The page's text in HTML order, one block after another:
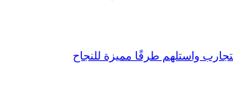
واستلهم طرقًا مميزة للنجاح